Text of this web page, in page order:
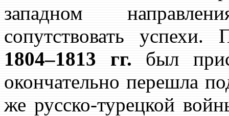
западном
сопутствовать успехи.
1804–1813 гг. был
окончательно перешла
же русско-турецкой